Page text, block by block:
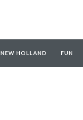
NEW HOLLAND FUN